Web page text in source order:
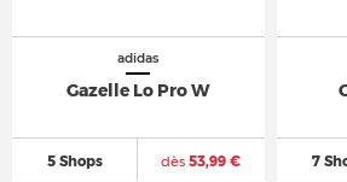
adidas
Gazelle Lo Pro W
5 Shops dès 53,99 € 7